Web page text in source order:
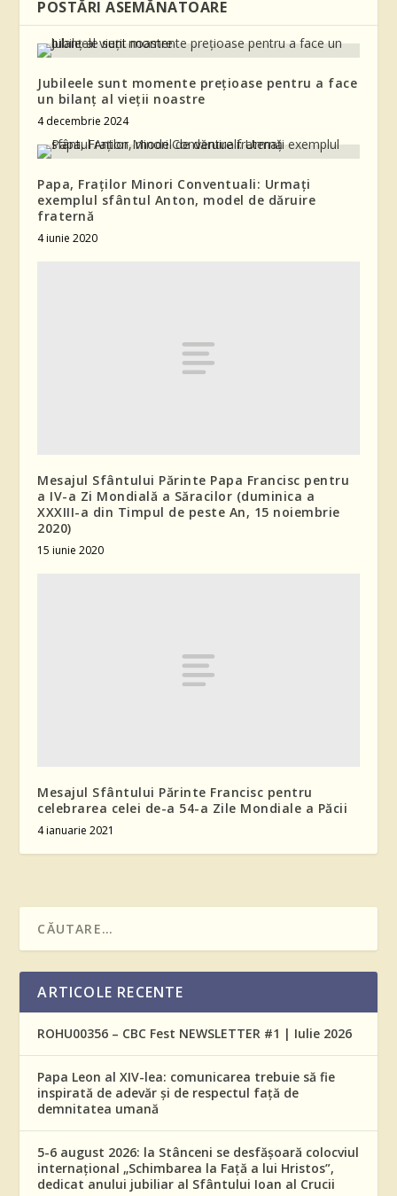
POSTĂRI ASEMĂNATOARE
Jubileele sunt momente prețioase pentru a face
un bilanț al vieții noastre
4 decembrie 2024
Papa, Fraţilor Minori Conventuali: Urmaţi
exemplul sfântul Anton, model de dăruire
fraternă
4 iunie 2020
Mesajul Sfântului Părinte Papa Francisc pentru
a IV-a Zi Mondială a Săracilor (duminica a
XXXIII-a din Timpul de peste An, 15 noiembrie
2020)
15 iunie 2020
Mesajul Sfântului Părinte Francisc pentru
celebrarea celei de-a 54-a Zile Mondiale a Păcii
4 ianuarie 2021
ARTICOLE RECENTE
ROHU00356 – CBC Fest NEWSLETTER #1 | Iulie 2026
Papa Leon al XIV-lea: comunicarea trebuie să fie
inspirată de adevăr și de respectul față de
demnitatea umană
5-6 august 2026: la Stânceni se desfășoară colocviul
internațional „Schimbarea la Față a lui Hristos”,
dedicat anului jubiliar al Sfântului Ioan al Crucii